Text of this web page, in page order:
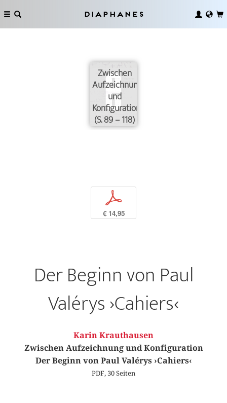
Diaphanes
Zwischen
Aufzeichnung
und
Konfiguration
(S. 89 – 118)
p
€ 14,95
Der Beginn von Paul
Valérys ›Cahiers‹
Karin Krauthausen
Zwischen Aufzeichnung und Konfiguration
Der Beginn von Paul Valérys ›Cahiers‹
PDF, 30 Seiten